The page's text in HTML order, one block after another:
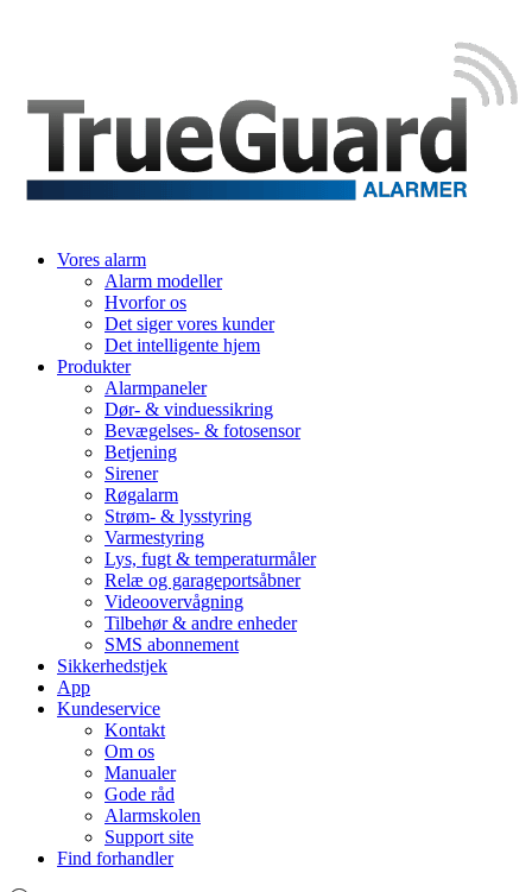
Vores alarm
Alarm modeller
Hvorfor os
Det siger vores kunder
Det intelligente hjem
Produkter
Alarmpaneler
Dør- & vinduessikring
Bevægelses- & fotosensor
Betjening
Sirener
Røgalarm
Strøm- & lysstyring
Varmestyring
Lys, fugt & temperaturmåler
Relæ og garageportsåbner
Videoovervågning
Tilbehør & andre enheder
SMS abonnement
Sikkerhedstjek
App
Kundeservice
Kontakt
Om os
Manualer
Gode råd
Alarmskolen
Support site
Find forhandler